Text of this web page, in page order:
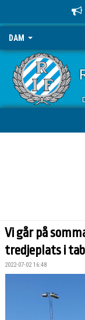
DAM
TRUPPEN
BILDGALLERI
DOKUMENT
Vi går på
tredjeplats i
2022-07-02 16:48